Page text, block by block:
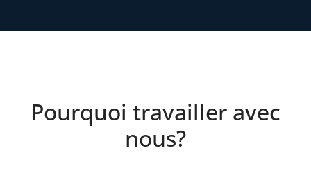
Pourquoi travailler avec
nous?